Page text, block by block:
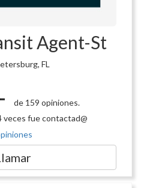
Agent-St
FL
de 159 opiniones.
veces fue contactad@